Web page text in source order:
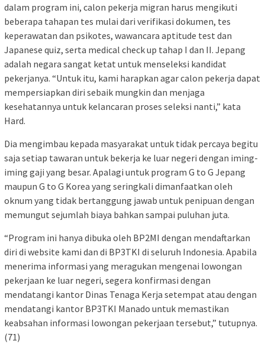
dalam program ini, calon pekerja migran harus mengikuti
beberapa tahapan tes mulai dari verifikasi dokumen, tes
keperawatan dan psikotes, wawancara aptitude test dan
Japanese quiz, serta medical check up tahap I dan II. Jepang
adalah negara sangat ketat untuk menseleksi kandidat
pekerjanya. “Untuk itu, kami harapkan agar calon pekerja dapat
mempersiapkan diri sebaik mungkin dan menjaga
kesehatannya untuk kelancaran proses seleksi nanti,” kata
Hard.
Dia mengimbau kepada masyarakat untuk tidak percaya begitu
saja setiap tawaran untuk bekerja ke luar negeri dengan iming-
iming gaji yang besar. Apalagi untuk program G to G Jepang
maupun G to G Korea yang seringkali dimanfaatkan oleh
oknum yang tidak bertanggung jawab untuk penipuan dengan
memungut sejumlah biaya bahkan sampai puluhan juta.
“Program ini hanya dibuka oleh BP2MI dengan mendaftarkan
diri di website kami dan di BP3TKI di seluruh Indonesia. Apabila
menerima informasi yang meragukan mengenai lowongan
pekerjaan ke luar negeri, segera konfirmasi dengan
mendatangi kantor Dinas Tenaga Kerja setempat atau dengan
mendatangi kantor BP3TKI Manado untuk memastikan
keabsahan informasi lowongan pekerjaan tersebut,” tutupnya.
(71)